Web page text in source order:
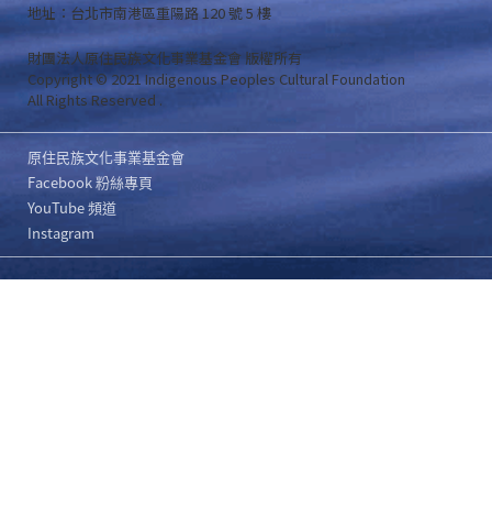
地址：台北市南港區重陽路 120 號 5 樓
財團法人原住民族文化事業基金會 版權所有
Copyright © 2021 Indigenous Peoples Cultural Foundation
All Rights Reserved .
原住民族文化事業基金會
Facebook 粉絲專頁
YouTube 頻道
Instagram